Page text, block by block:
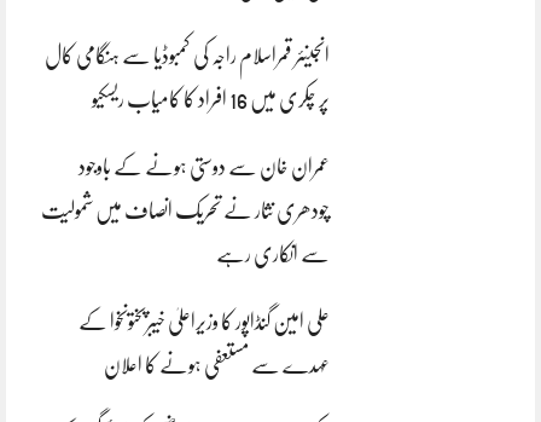
انجینئر قمراسلام راجہ کی کمبوڈیا سے ہنگامی کال
پر چکری میں 16 افراد کا کامیاب ریسکیو
عمران خان سے دوستی ہونے کے باوجود
چودھری نثار نے تحریک انصاف میں شمولیت
سے انکاری رہے
علی امین گنڈاپور کا وزیراعلیٰ خیبرپختونخوا کے
عہدے سے مستعفی ہونے کا اعلان